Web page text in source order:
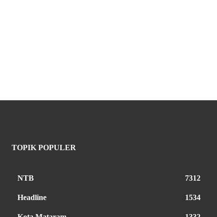
TOPIK POPULER
NTB 7312
Headline 1534